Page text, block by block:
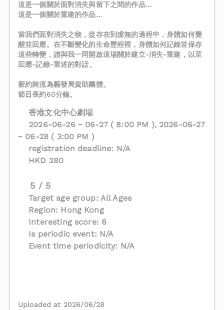
這是一個關於面對消失與留下之間的作品…
這是一個關於重建的作品…
當我們面對消失之物，從存在到虛無的過程中，身體如何覺
醒並回應。在不斷變化的生命歷程裡，身體如何記錄並保存
這些轉變，請與我一同開啟這場關於建立-消失-重建，以至
回應-記錄-重述的對話。
新約舞流為藝發局資助團體。
節目長約60分鐘。
香港文化中心劇場
2026-06-26 ~ 06-27 ( 8:00 PM ), 2026-06-27
~ 06-28 ( 3:00 PM )
registration deadline: N/A
HKD 280
5 / 5
Target age group: All Ages
Region: Hong Kong
Interesting score: 6
Is periodic event: N/A
Event time periodicity: N/A
Uploaded at 2026/06/28